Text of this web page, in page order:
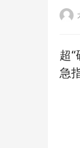
秦
场
超
急